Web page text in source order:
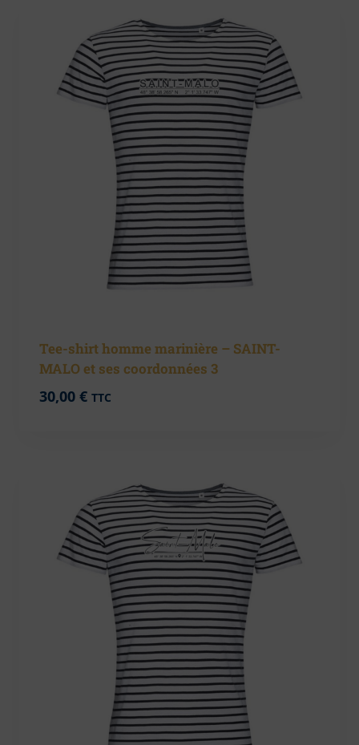
Tee-shirt homme marinière – SAINT-
MALO et ses coordonnées 3
30,00 € TTC